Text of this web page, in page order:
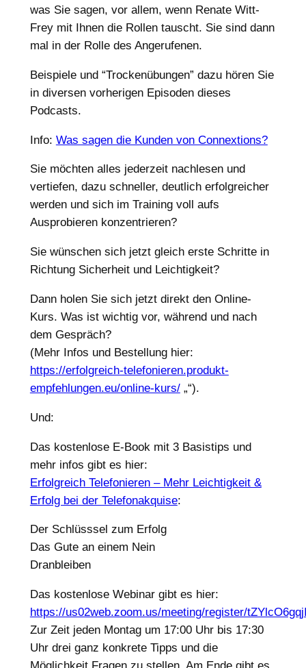
was Sie sagen, vor allem, wenn Renate Witt-
Frey mit Ihnen die Rollen tauscht. Sie sind dann
mal in der Rolle des Angerufenen.
Beispiele und “Trockenübungen” dazu hören Sie
in diversen vorherigen Episoden dieses
Podcasts.
Info: Was sagen die Kunden von Connextions?
Sie möchten alles jederzeit nachlesen und
vertiefen, dazu schneller, deutlich erfolgreicher
werden und sich im Training voll aufs
Ausprobieren konzentrieren?
Sie wünschen sich jetzt gleich erste Schritte in
Richtung Sicherheit und Leichtigkeit?
Dann holen Sie sich jetzt direkt den Online-
Kurs. Was ist wichtig vor, während und nach
dem Gespräch?
(Mehr Infos und Bestellung hier:
https://erfolgreich-telefonieren.produkt-
empfehlungen.eu/online-kurs/„‌“).
Und:
Das kostenlose E-Book mit 3 Basistips und
mehr infos gibt es hier:
Erfolgreich Telefonieren – Mehr Leichtigkeit &
Erfolg bei der Telefonakquise:
Der Schlüsssel zum Erfolg
Das Gute an einem Nein
Dranbleiben
Das kostenlose Webinar gibt es hier:
https://us02web.zoom.us/meeting/register/
Zur Zeit jeden Montag um 17:00 Uhr bis 17:30
Uhr drei ganz konkrete Tipps und die